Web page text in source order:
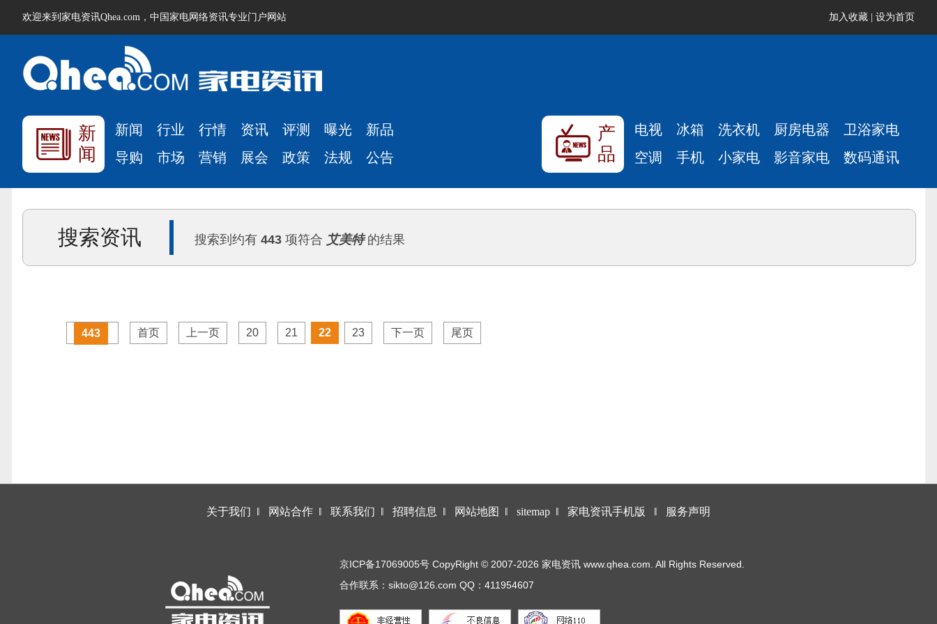
欢迎来到家电资讯Qhea.com，中国家电网络资讯专业门户网站 加入收藏 设为首页
新
闻
新闻 行业 行情 资讯 评测 曝光
新品
导购
市场 营销 展会 政策 法规 公告
产
品
电视 冰箱 洗衣机 厨房电器
卫浴家电
空调
手机 小家电 影音家电 数码通讯
搜索资讯 搜索到约有 443 项符合 艾美特 的结果
443 首页 上一页 20 21 22 23 下一页 尾页
关于我们 ‖ 网站合作 ‖ 联系我们 ‖ 招聘信息 ‖ 网站地图 ‖ sitemap ‖ 家电资讯手机版 ‖ 服务声明
京ICP备17069005号 CopyRight © 2007-2026 家电资讯 www.qhea.com. All Rights Reserved.
合作联系：sikto@126.com QQ：411954607